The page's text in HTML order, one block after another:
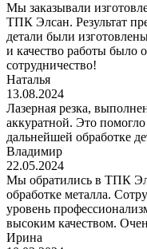
Мы заказывали
ТПК Элсан. Результат
детали были
и качество работы было
сотрудничество!
Наталья
13.08.2024
Лазерная резка,
аккуратной. Это
дальнейшей обработке
Владимир
22.05.2024
Мы обратились в ТПК
обработке металла.
уровень
высоким качеством.
Ирина